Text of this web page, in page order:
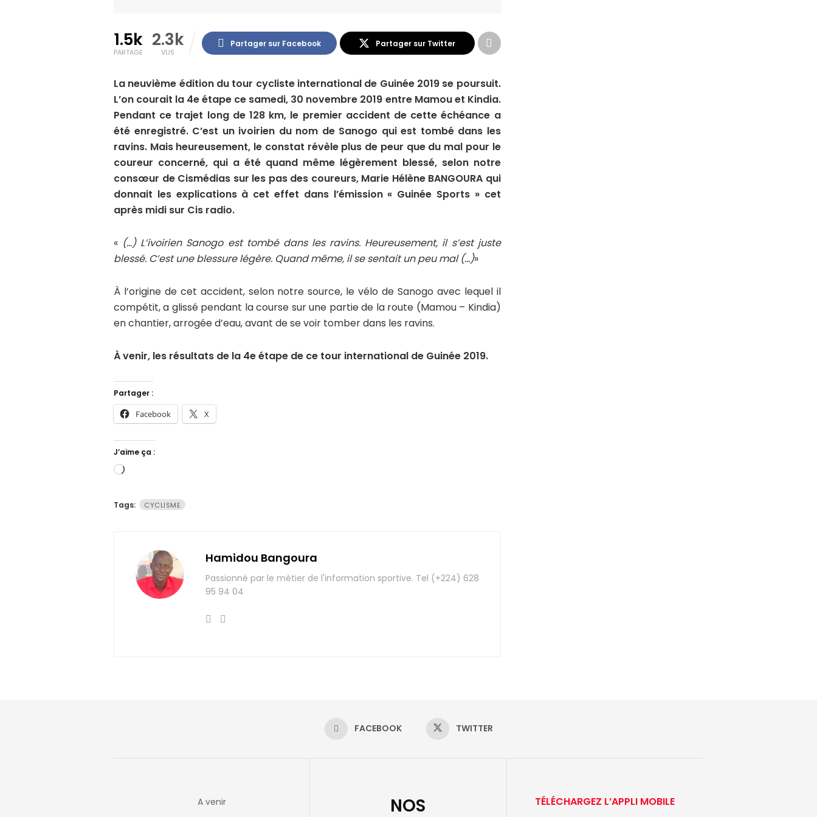
1.5k
PARTAGE
2.3k
VUS
Partager sur Facebook Partager sur Twitter
La neuvième édition du tour cycliste international de Guinée 2019 se poursuit.
L’on courait la 4e étape ce samedi, 30 novembre 2019 entre Mamou et Kindia.
Pendant ce trajet long de 128 km, le premier accident de cette échéance a
été enregistré. C’est un ivoirien du nom de Sanogo qui est tombé dans les
ravins. Mais heureusement, le constat révèle plus de peur que du mal pour le
coureur concerné, qui a été quand même légèrement blessé, selon notre
consœur de Cismédias sur les pas des coureurs, Marie Hélène BANGOURA qui
donnait les explications à cet effet dans l’émission « Guinée Sports » cet
après midi sur Cis radio.
« (…) L’ivoirien Sanogo est tombé dans les ravins. Heureusement, il s’est juste
blessé. C’est une blessure légère. Quand même, il se sentait un peu mal (…)»
À l’origine de cet accident, selon notre source, le vélo de Sanogo avec lequel il
compétit, a glissé pendant la course sur une partie de la route (Mamou – Kindia)
en chantier, arrogée d’eau, avant de se voir tomber dans les ravins.
À venir, les résultats de la 4e étape de ce tour international de Guinée 2019.
Partager :
Facebook X
J’aime ça :
Chargement…
Tags: CYCLISME
Hamidou Bangoura
Passionné par le métier de l'information sportive. Tel (+224) 628
95 94 04
FACEBOOK TWITTER
A venir
NOS
TÉLÉCHARGEZ L’APPLI MOBILE